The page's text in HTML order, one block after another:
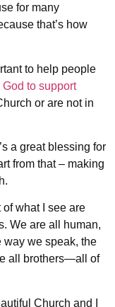
for many
that’s how
to help people
to support
or are not in
a great blessing for
from that – making
what I see are
We are all human,
we speak, the
all brothers—all of
Church and I